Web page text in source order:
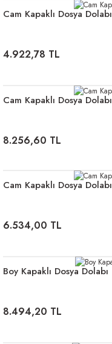
Cam Kapaklı Dosya Dolabı
4.922,78 TL
Cam Kapaklı Dosya Dolabı
8.256,60 TL
Cam Kapaklı Dosya Dolabı
6.534,00 TL
Boy Kapaklı Dosya Dolabı
8.494,20 TL